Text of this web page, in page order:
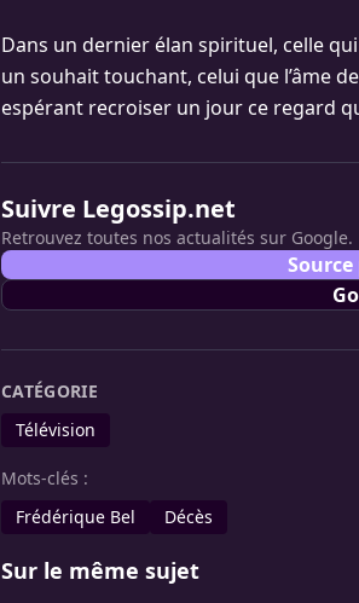
Dans un dernier élan spirituel, celle
un souhait touchant, celui que l’âme
espérant recroiser un jour ce regard
Suivre Legossip.net
Retrouvez toutes nos actualités sur Google.
CATÉGORIE
Télévision
Mots-clés :
Frédérique Bel
Décès
Sur le même sujet